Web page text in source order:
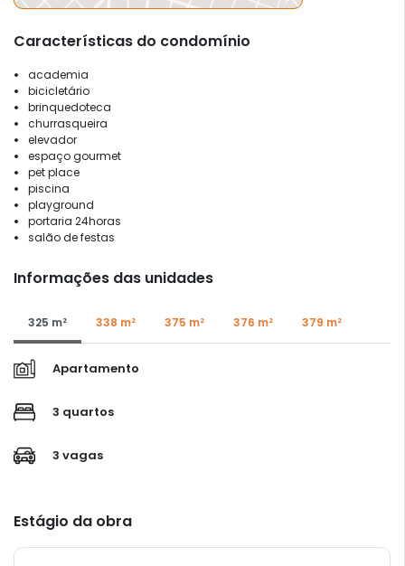
Características do condomínio
academia
bicicletário
brinquedoteca
churrasqueira
elevador
espaço gourmet
pet place
piscina
playground
portaria 24horas
salão de festas
Informações das unidades
325 m² 338 m² 375 m² 376 m² 379 m²
Apartamento
3 quartos
3 vagas
Estágio da obra